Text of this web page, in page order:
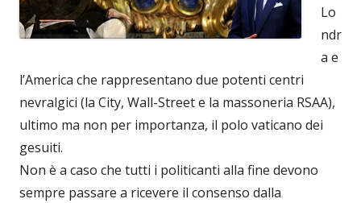
Lo
ndr
a e
l’America che rappresentano due potenti centri
nevralgici (la City, Wall-Street e la massoneria RSAA),
ultimo ma non per importanza, il polo vaticano dei
gesuiti.
Non è a caso che tutti i politicanti alla fine devono
sempre passare a ricevere il consenso dalla